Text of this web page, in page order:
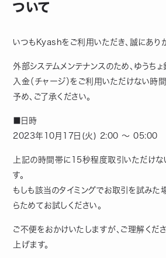
ついて
いつもKyashをご利用いただき、誠にあり
外部システムメンテナンスのため、ゆうち
入金（チャージ）をご利用いただけない時
予め、ご了承ください。
■日時
2023年10月17日(火) 2:00 ～ 05:00
上記の時間帯に15秒程度取引いただけな
す。
もしも該当のタイミングでお取引を試みた
らためてお試しください。
ご不便をおかけいたしますが、ご理解くだ
上げます。